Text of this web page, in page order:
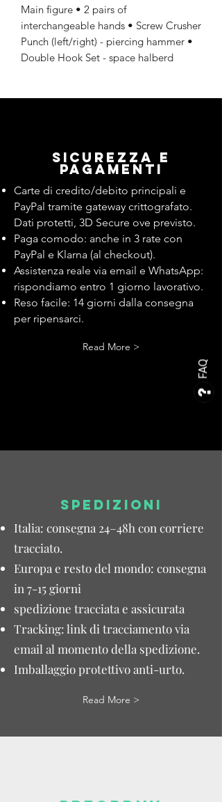
FAQ
Main figure • 2 pairs of
interchangeable hands • Screw Crusher
Punch (left/right) - piercing hammer •
Double Hook Set - space halberd
Sicurezza e
pagamenti
Carte di credito/debito principali e
PayPal tramite gateway crittografato.
Dati protetti, 3D Secure ove previsto.
Paga comodo: anche in 3 rate con
PayPal e Klarna (al checkout).
Assistenza reale via email e WhatsApp:
rispondiamo entro 1 giorno lavorativo.
Reso facile: 14 giorni dalla consegna
per ripensarci.
Read More >
SPEDIZIONI
Italia: consegna 24–48h con corriere
tracciato.
Europa e resto del mondo: consegna
in 7-15 giorni
spedizione tracciata e assicurata
Tracking: link di tracciamento via
email al momento della spedizione.
Imballaggio protettivo anti-urto.
Read More >